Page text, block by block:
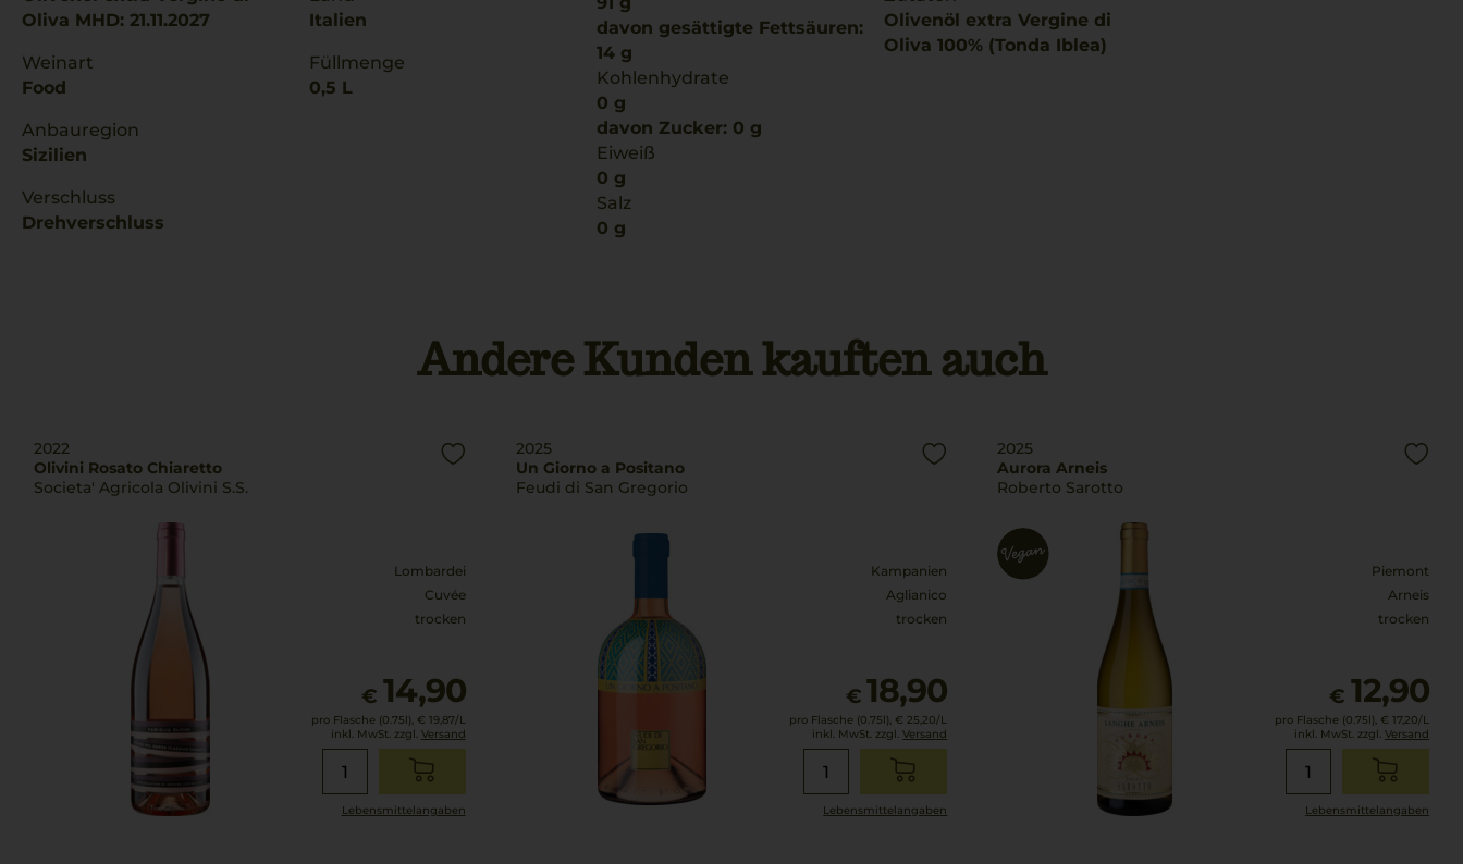
Oliva MHD: 21.11.2027
Weinart
Food
Anbauregion
Sizilien
Verschluss
Drehverschluss
Italien
Füllmenge
0,5 L
davon gesättigte Fettsäuren:
14 g
Kohlenhydrate
0 g
davon Zucker: 0 g
Eiweiß
0 g
Salz
0 g
Olivenöl extra Vergine di
Oliva 100% (Tonda Iblea)
Andere Kunden kauften auch
2022
Olivini Rosato Chiaretto
Societa' Agricola Olivini S.S.
Lombardei
Cuvée
trocken
€ 14,90
pro Flasche (0.75l), € 19,87/L
inkl. MwSt. zzgl. Versand
Lebensmittel­angaben
2025
Un Giorno a Positano
Feudi di San Gregorio
Kampanien
Aglianico
trocken
€ 18,90
pro Flasche (0.75l), € 25,20/L
inkl. MwSt. zzgl.Versand
Lebensmittel­angaben
2025
Aurora Arneis
Roberto Sarotto
Piemont
Arneis
trocken
€ 12,90
pro Flasche (0.75l), € 17,20/L
inkl. MwSt. zzgl. Versand
Lebensmittel­angaben